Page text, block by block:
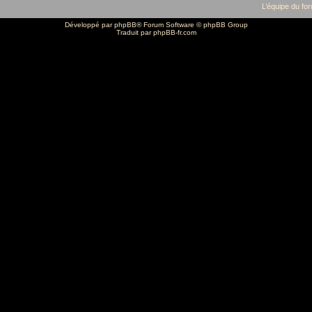
L’équipe du
Développé parphpBB® Forum Software © phpBB Group
Traduit parphpBB-fr.com